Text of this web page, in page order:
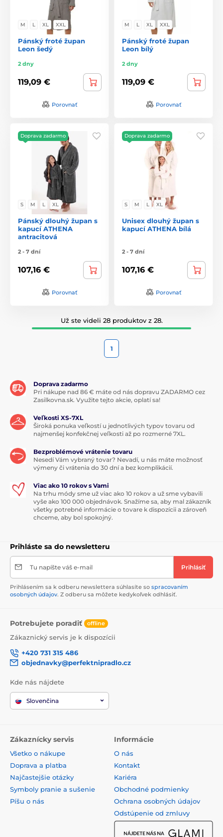
M L XL XXL
Pánský froté župan
Leon šedý
2 dny
119,09 €
Porovnať
M L XL XXL
Pánský froté župan
Leon bílý
2 dny
119,09 €
Porovnať
Doprava zadarmo
S M L XL
Pánský dlouhý župan s
kapucí ATHENA
antracitová
2 - 7 dní
107,16 €
Porovnať
Doprava zadarmo
S M L XL
Unisex dlouhý župan s
kapucí ATHENA bílá
2 - 7 dní
107,16 €
Porovnať
Už ste videli 28 produktov z 28.
1
Doprava zadarmo
Pri nákupe nad 86 € máte od nás dopravu ZADARMO cez
Zasilkovna.sk. Využite tejto akcie, oplatí sa!
Veľkosti XS-7XL
Široká ponuka veľkostí u jednotlivých typov tovaru od
najmenšej konfekčnej veľkosti až po rozmerné 7XL.
Bezproblémové vrátenie tovaru
Nesedí Vám vybraný tovar? Nevadí, u nás máte možnosť
výmeny či vrátenia do 30 dní a bez komplikácií.
Viac ako 10 rokov s Vami
Na trhu módy sme už viac ako 10 rokov a už sme vybavili
vyše ako 100 000 objednávok. Snažíme sa, aby mal zákazník
všetky potrebné informácie o tovare k dispozícii a zároveň
chceme, aby bol spokojný.
Prihláste sa do newsletteru
Tu napíšte váš e-mail Prihlásiť
Prihlásením sa k odberu newslettera súhlasíte so spracovaním
osobných údajov. Z odberu sa môžete kedykoľvek odhlásiť.
Potrebujete poradiť offline
Zákaznický servis je k dispozícii
+420 731 315 486
objednavky@perfektnipradlo.cz
Kde nás nájdete
Slovenčina
Zákaznícky servis
Všetko o nákupe
Doprava a platba
Najčastejšie otázky
Symboly pranie a sušenie
Píšu o nás
Informácie
O nás
Kontakt
Kariéra
Obchodné podmienky
Ochrana osobných údajov
Odstúpenie od zmluvy